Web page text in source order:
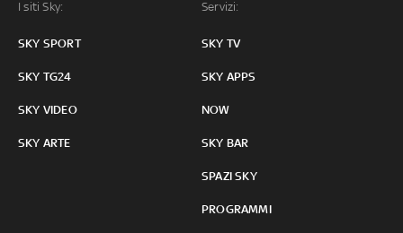
I siti Sky:
SKY SPORT
SKY TG24
SKY VIDEO
SKY ARTE
Servizi:
SKY TV
SKY APPS
NOW
SKY BAR
SPAZI SKY
PROGRAMMI